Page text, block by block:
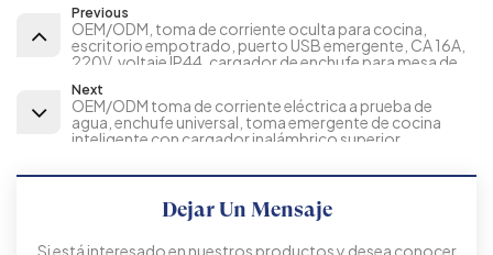
Previous
OEM/ODM, toma de corriente oculta para cocina,
escritorio empotrado, puerto USB emergente, CA 16A,
220V, voltaje IP44, cargador de enchufe para mesa de
Next
OEM/ODM toma de corriente eléctrica a prueba de
agua, enchufe universal, toma emergente de cocina
inteligente con cargador inalámbrico superior
Dejar Un Mensaje
Si está interesado en nuestros productos y desea conocer